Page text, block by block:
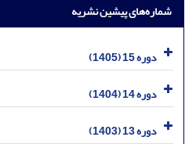
شماره‌های پیشین نشریه
دوره 15 (1405)
دوره 14 (1404)
دوره 13 (1403)